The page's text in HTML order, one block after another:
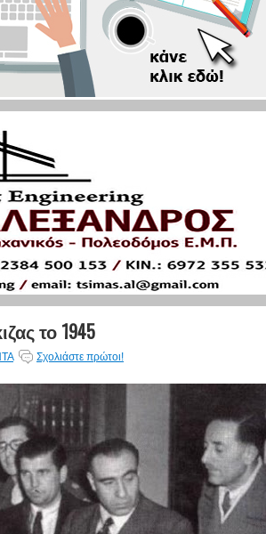
το 1945
Σχολιάστε πρώτοι!